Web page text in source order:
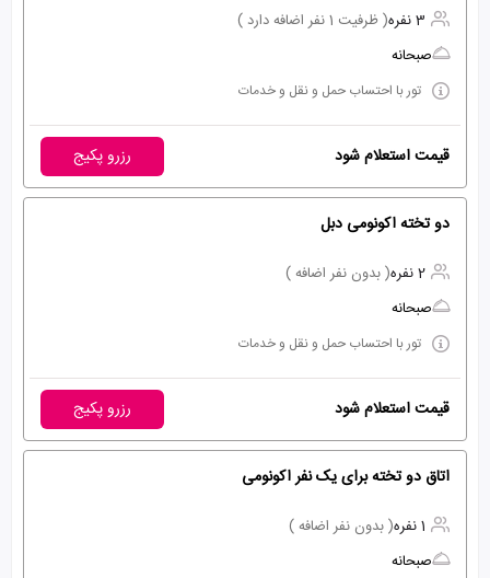
3 نفره
( ظرفیت 1 نفر اضافه دارد )
صبحانه
تور با احتساب حمل و نقل و خدمات
قیمت استعلام شود رزرو پکیج
دو تخته اکونومی دبل
2 نفره
( بدون نفر اضافه )
صبحانه
تور با احتساب حمل و نقل و خدمات
قیمت استعلام شود رزرو پکیج
اتاق دو تخته برای یک نفر اکونومی
1 نفره
( بدون نفر اضافه )
صبحانه